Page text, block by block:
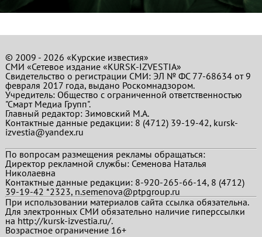
© 2009 - 2026 «Курские известия»
СМИ «Сетевое издание «KURSK-IZVESTIA»
Свидетельство о регистрации СМИ: ЭЛ № ФС 77-68634 от 9
февраля 2017 года, выдано Роскомнадзором.
Учредитель: Общество с ограниченной ответственностью
"Смарт Медиа Групп".
Главный редактор:Зимовский М.А.
Контактные данные редакции: 8 (4712) 39-19-42, kursk-
izvestia@yandex.ru
По вопросам размещения рекламы обращаться:
Директор рекламной службы: Семенова Наталья
Николаевна
Контактные данные редакции: 8-920-265-66-14, 8 (4712)
39-19-42 *2323, n.semenova@ptpgroup.ru
При использовании материалов сайта ссылка обязательна.
Для электронных СМИ обязательно наличие гиперссылки
на http://kursk-izvestia.ru/.
Возрастное ограничение 16+